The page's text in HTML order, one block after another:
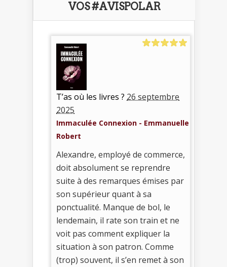
VOS #AVISPOLAR
T’as où les livres ? 26 septembre
2025
Immaculée Connexion - Emmanuelle
Robert
Alexandre, employé de commerce,
doit absolument se reprendre
suite à des remarques émises par
son supérieur quant à sa
ponctualité. Manque de bol, le
lendemain, il rate son train et ne
voit pas comment expliquer la
situation à son patron. Comme
(trop) souvent, il s’en remet à son